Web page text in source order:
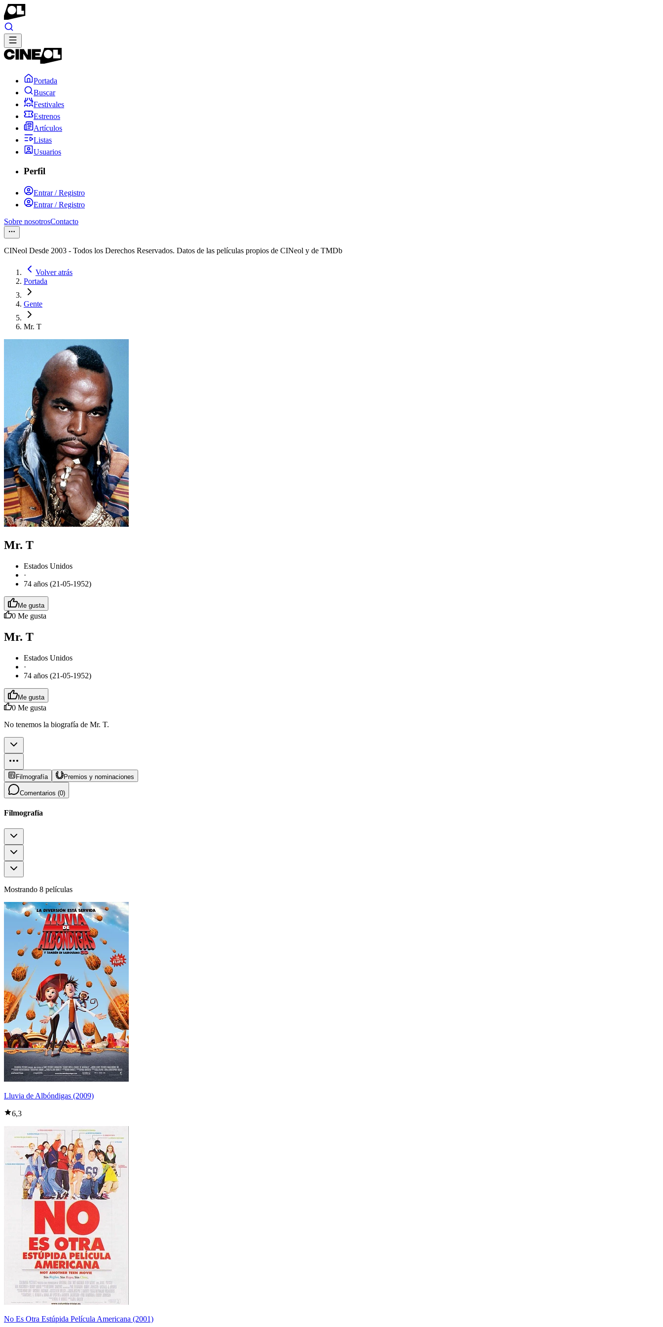
Portada
Buscar
Festivales
Estrenos
Artículos
Listas
Usuarios
Perfil
Entrar / Registro
Entrar / Registro
Sobre nosotrosContacto
CINeol Desde 2003 - Todos los Derechos Reservados. Datos de las películas propios de CINeol y de TMDb
Volver atrás
Portada
Gente
Mr. T
Mr. T
Estados Unidos
·
74 años (21-05-1952)
Me gusta
0 Me gusta
Mr. T
Estados Unidos
·
74 años (21-05-1952)
Me gusta
0 Me gusta
No tenemos la biografía de Mr. T.
Filmografía Premios y nominaciones
Comentarios (0)
Filmografía
Mostrando 8 películas
Lluvia de Albóndigas (2009)
6,3
No Es Otra Estúpida Película Americana (2001)